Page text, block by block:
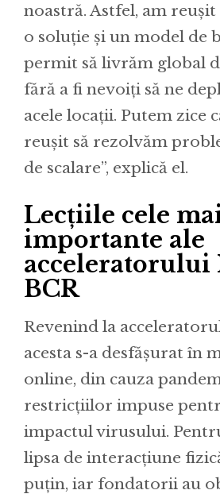
noastră. Astfel, am
o soluție și un model de
permit să livrăm global
fără a fi nevoiți să ne
acele locații. Putem zice
reușit să rezolvăm
de scalare”, explică el.
Lecțiile cele
importante ale
acceleratorului
BCR
Revenind la
acesta s-a desfășurat în
online, din cauza
restricțiilor impuse
impactul virusului.
lipsa de interacțiune
puțin, iar fondatorii au